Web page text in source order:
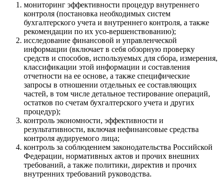
мониторинг эффективности процедур внутреннего
контроля (постановка необходимых систем
бухгалтерского учета и внутреннего контроля, а также
рекомендации по их усо-вершенствованию);
исследование финансовой и управленческой
информации (включает в себя обзорную проверку
средств и способов, используемых для сбора, измерения,
классификации этой информации и составления
отчетности на ее основе, а также специфические
запросы в отношении отдельных ее составляющих
частей, в том числе детальное тестирование операций,
остатков по счетам бухгалтерского учета и других
процедур);
контроль экономности, эффективности и
результативности, включая нефинансовые средства
контроля аудируемого лица;
контроль за соблюдением законодательства Российской
Федерации, нормативных актов и прочих внешних
требований, а также политики, директив и прочих
внутренних требований руководства.